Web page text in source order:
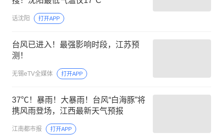
话沈阳 打开APP
台风已进入！最强影响时段，江苏预
测！
无锡eTV全媒体 打开APP
37℃！暴雨！大暴雨！台风“白海豚”将
携风雨登场，江西最新天气预报
江南都市报 打开APP